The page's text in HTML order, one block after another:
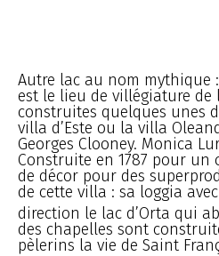
Autre lac au nom mythique
est le lieu de villégiature de
construites quelques unes
villa d’Este ou la villa
Georges Clooney. Monica
Construite en 1787 pour
de décor pour des
de cette villa : sa loggia
direction le lac d’Orta qui
des chapelles sont
pèlerins la vie de Saint